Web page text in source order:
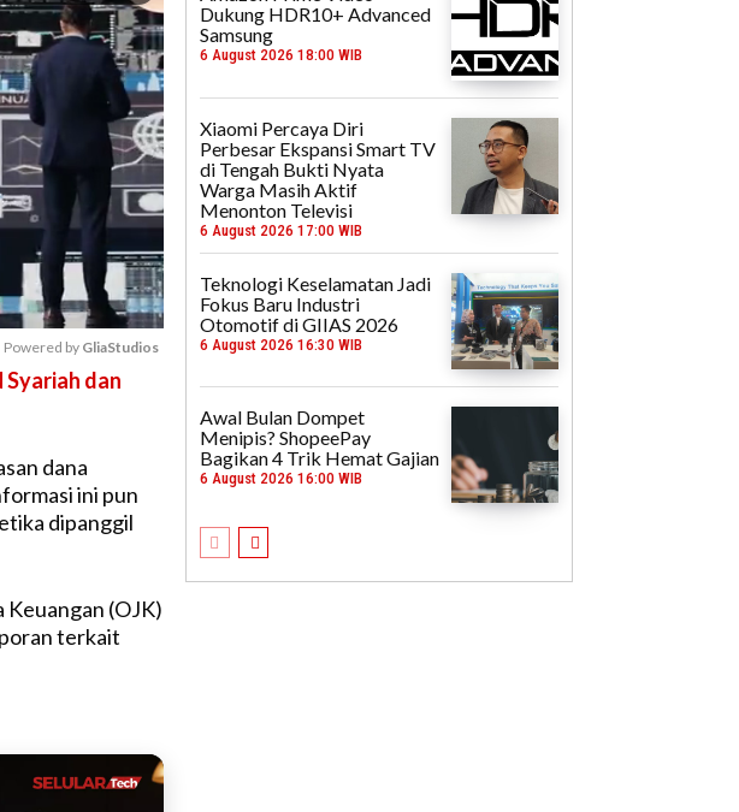
t
e
Powered by GliaStudios
Syariah dan
dana
ini pun
dipanggil
(OJK)
terkait
Dukung HDR10+ Advanced
Samsung
6 August 2026 18:00 WIB
Xiaomi Percaya Diri
Perbesar Ekspansi Smart TV
di Tengah Bukti Nyata
Warga Masih Aktif
Menonton Televisi
6 August 2026 17:00 WIB
Teknologi Keselamatan Jadi
Fokus Baru Industri
Otomotif di GIIAS 2026
6 August 2026 16:30 WIB
Awal Bulan Dompet
Menipis? ShopeePay
Bagikan 4 Trik Hemat Gajian
6 August 2026 16:00 WIB